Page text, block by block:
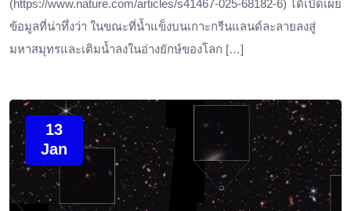
(https://www.nature.com/articles/s41467-025-68182-6) ได้เปิดเผย
ข้อมูลที่น่าทึ่งว่า ในขณะที่น้ำแข็งบนเกาะกรีนแลนด์ละลายลงสู่
มหาสมุทรและเติมน้ำลงในอ่างยักษ์ของโลก […]
13
Jan